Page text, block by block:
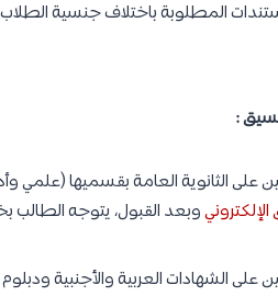
المطلوبة باختلاف جنسية
:
على الثانوية العامة بقسميها (علمي
وبعد القبول، يتوجه الطالب
على الشهادات العربية والأجنبية